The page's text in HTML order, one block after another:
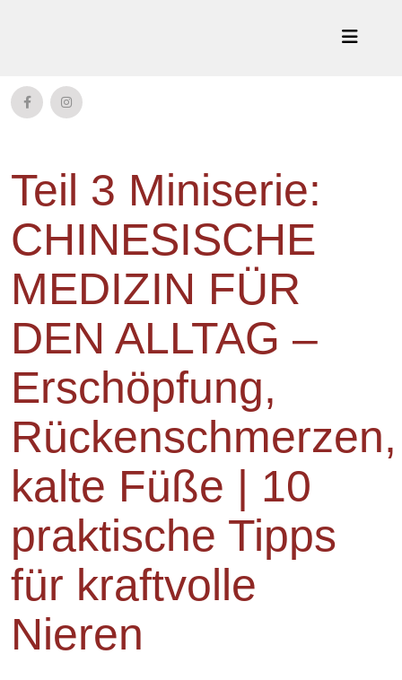
Teil 3 Miniserie:
CHINESISCHE
MEDIZIN FÜR
DEN ALLTAG –
Erschöpfung,
Rückenschmerzen,
kalte Füße | 10
praktische Tipps
für kraftvolle
Nieren